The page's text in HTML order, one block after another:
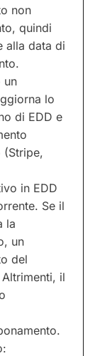
non
quindi
alla data di
un
lo
di EDD e
(Stripe,
in EDD
Se il
la
un
del
il